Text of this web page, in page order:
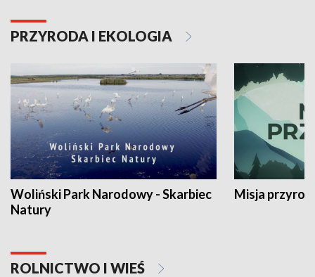
PRZYRODA I EKOLOGIA
Woliński Park Narodowy - Skarbiec
Natury
Misja
ROLNICTWO I WIEŚ